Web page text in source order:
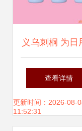
义乌刺桐 为日
予温情与效率
查看详情
更新时间：2026-08-
11:52:31